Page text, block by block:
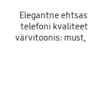
Elegantne
telefoni
värvitoonis: must,